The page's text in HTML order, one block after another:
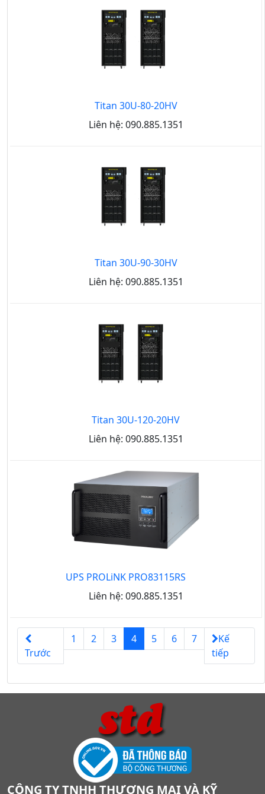
Titan 30U-80-20HV
Liên hệ: 090.885.1351
Titan 30U-90-30HV
Liên hệ: 090.885.1351
Titan 30U-120-20HV
Liên hệ: 090.885.1351
UPS PROLiNK PRO83115RS
Liên hệ: 090.885.1351
Trước
1 2 3 4 5 6 7
Kế
tiếp
CÔNG TY TNHH THƯƠNG MẠI VÀ KỸ